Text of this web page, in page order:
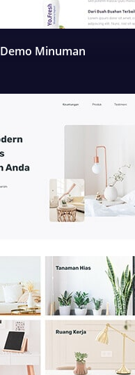
Demo Minuman